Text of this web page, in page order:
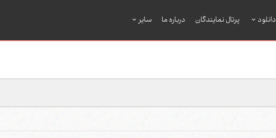
دانلود پرتال نمایندگان درباره ما سایر